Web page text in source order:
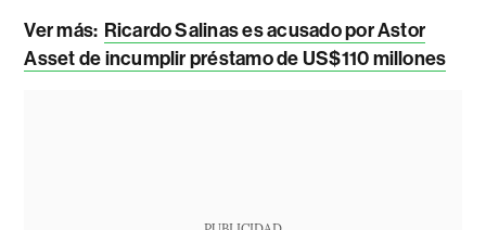
Ver más: Ricardo Salinas es acusado por Astor
Asset de incumplir préstamo de US$110 millones